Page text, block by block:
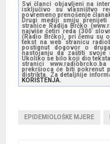
Svi članci objavljeni na
isključivo su vlasništvo
povremeno prenošenje
Drugi mediji smiju
stranice Radija Brčko
najviše četiri reda (300
(Radio Brčko), pri čemu su
tekst na web stranicu
postignut dogovor o
nastojanju da zaštiti svoje
Ukoliko se bilo koji dio
stranici
prekršioca će biti pokrenut
distrikta. Za detaljnije
KORIŠTENJA.
EPIDEMIOLOŠKE MJERE